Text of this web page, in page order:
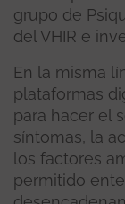
grupo de
del VHIR e
En la misma
plataformas
para hacer el
síntomas, la
los factores
permitido